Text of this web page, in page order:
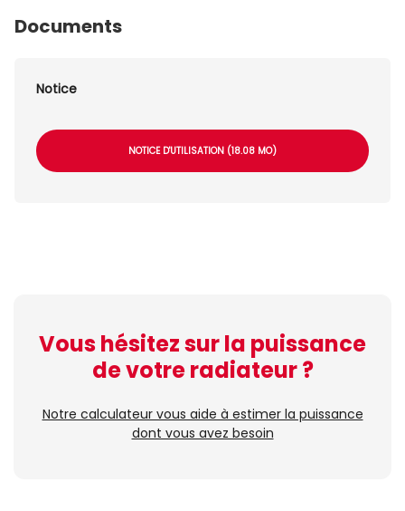
Documents
Notice
NOTICE D'UTILISATION (18.08 MO)
Vous hésitez sur la puissance
de votre radiateur ?
Notre calculateur vous aide à estimer la puissance
dont vous avez besoin